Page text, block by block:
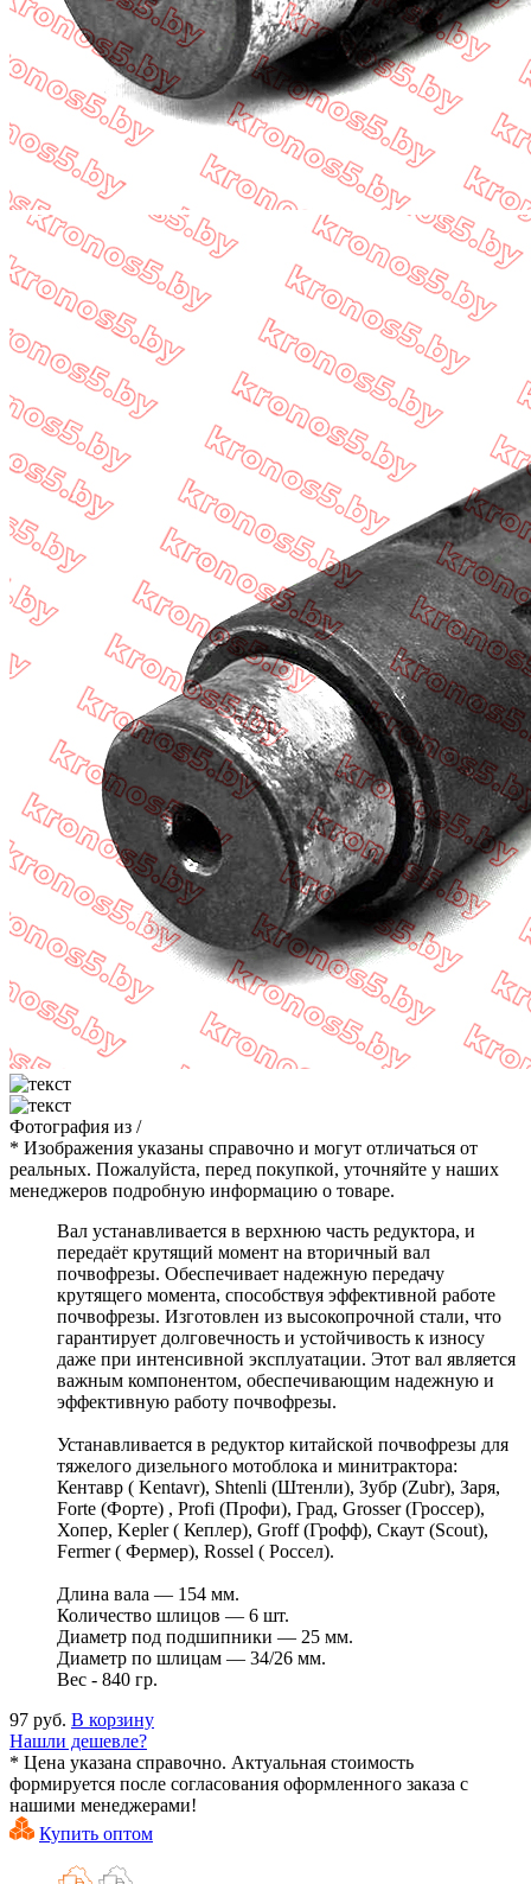
Фотография из /
* Изображения указаны справочно и могут отличаться от
реальных. Пожалуйста, перед покупкой, уточняйте у наших
менеджеров подробную информацию о товаре.
Вал устанавливается в верхнюю часть редуктора, и
передаёт крутящий момент на вторичный вал
почвофрезы. Обеспечивает надежную передачу
крутящего момента, способствуя эффективной работе
почвофрезы. Изготовлен из высокопрочной стали, что
гарантирует долговечность и устойчивость к износу
даже при интенсивной эксплуатации. Этот вал является
важным компонентом, обеспечивающим надежную и
эффективную работу почвофрезы.
Устанавливается в редуктор китайской почвофрезы для
тяжелого дизельного мотоблока и минитрактора:
Кентавр ( Kentavr), Shtenli (Штенли), Зубр (Zubr), Заря,
Forte (Форте) , Profi (Профи), Град, Grosser (Гроссер),
Хопер, Kepler ( Кеплер), Groff (Грофф), Скаут (Scout),
Fermer ( Фермер), Rossel ( Россел).
Длина вала — 154 мм.
Количество шлицов — 6 шт.
Диаметр под подшипники — 25 мм.
Диаметр по шлицам — 34/26 мм.
Вес - 840 гр.
97 руб. В корзину
Нашли дешевле?
* Цена указана справочно. Актуальная стоимость
формируется после согласования оформленного заказа с
нашими менеджерами!
Купить оптом